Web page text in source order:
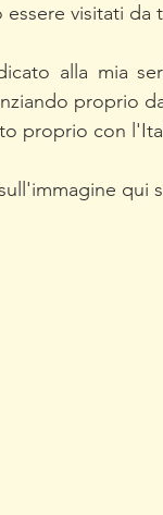
visitati da
alla mia
proprio
proprio con
qui